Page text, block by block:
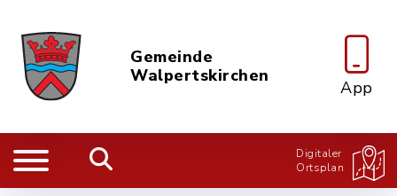
Gemeinde
Walpertskirchen
App
Digitaler
Ortsplan